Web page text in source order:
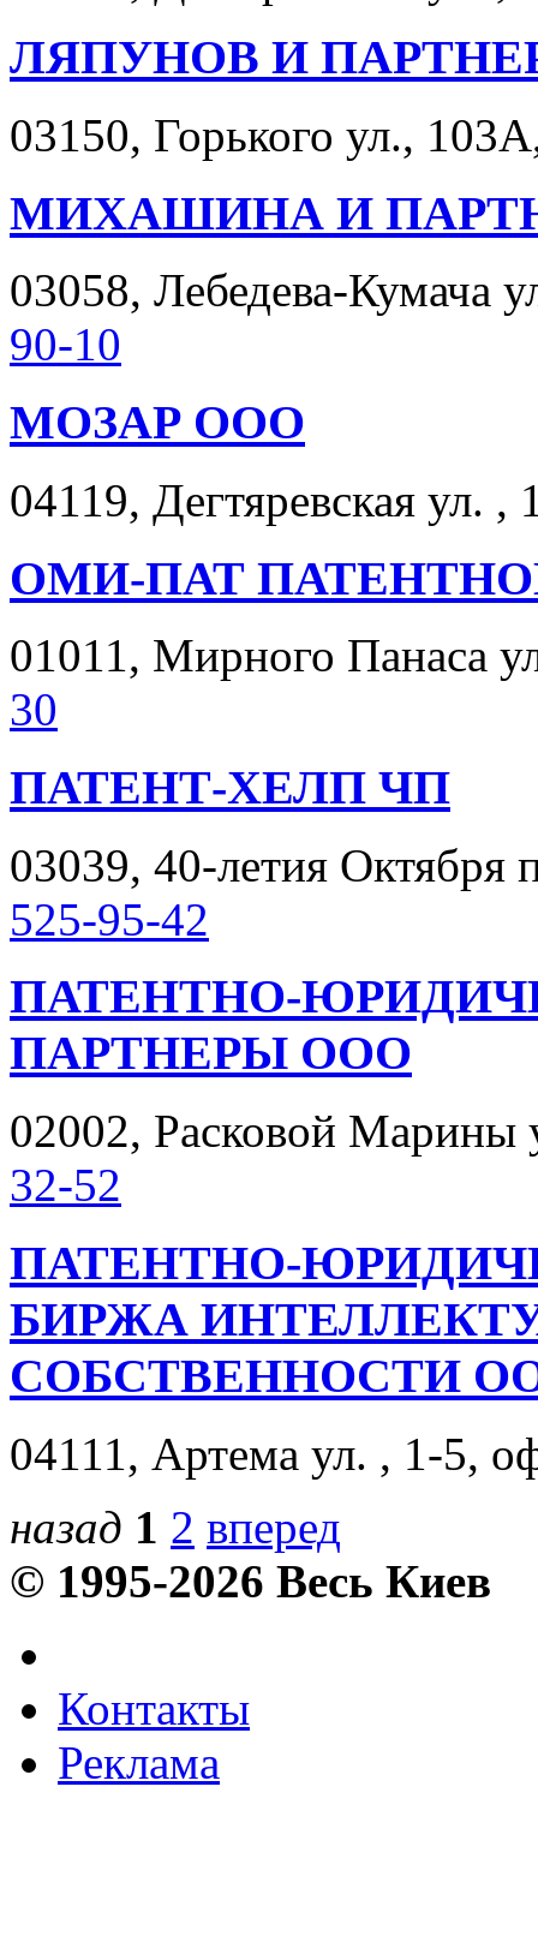
ЛЯПУНОВ И
03150, Горького ул.,
МИХАШИНА И
03058, Лебедева-Кумача
90-10
МОЗАР ООО
04119, Дегтяревская ул. ,
ОМИ-ПАТ
01011, Мирного Панаса
30
ПАТЕНТ-ХЕЛП ЧП
03039, 40-летия
525-95-42
ПАТЕНТНО-
ПАРТНЕРЫ ООО
02002, Расковой Марины
32-52
ПАТЕНТНО-
БИРЖА
СОБСТВЕННОСТИ
04111, Артема ул. , 1-5,
назад 1 2 вперед
© 1995-2026 Весь Киев
Контакты
Реклама